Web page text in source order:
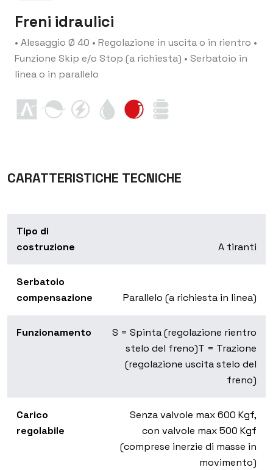
Freni idraulici
• Alesaggio Ø 40 • Regolazione in uscita o in rientro •
Funzione Skip e/o Stop (a richiesta) • Serbatoio in
linea o in parallelo
CARATTERISTICHE TECNICHE
Tipo di
costruzione
A tiranti
Serbatoio
compensazione
Parallelo (a richiesta in linea)
Funzionamento
S = Spinta (regolazione rientro
stelo del freno)T = Trazione
(regolazione uscita stelo del
freno)
Carico
regolabile
Senza valvole max 600 Kgf,
con valvole max 500 Kgf
(comprese inerzie di masse in
movimento)